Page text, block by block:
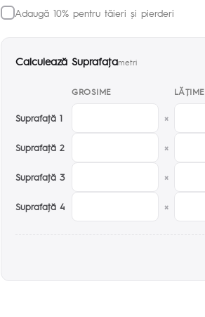
Adaugă 10% pentru tăieri și pierderi
Calculează Suprafaţametri
GROSIME LĂŢIME
Suprafaţă 1 ×
Suprafaţă 2 ×
Suprafaţă 3 ×
Suprafaţă 4 ×